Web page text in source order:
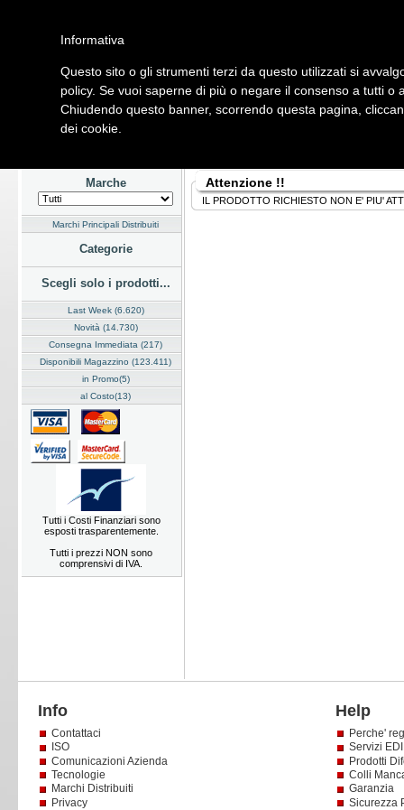
Home Listino Marchi Dati Cliente Servizi Company
Hardware Software Fotografia Telefonia Audio Video
Marche
Marchi Principali Distribuiti
Categorie
Scegli solo i prodotti...
Last Week (6.620)
Novità (14.730)
Consegna Immediata (217)
Disponibili Magazzino (123.411)
in Promo(5)
al Costo(13)
Tutti i Costi Finanziari sono
esposti trasparentemente.
Tutti i prezzi NON sono
comprensivi di IVA.
Attenzione !!
IL PRODOTTO RICHIESTO NON E' PIU'
Info Help
Contattaci
ISO
Comunicazioni Azienda
Tecnologie
Marchi Distribuiti
Privacy
Perche'
Servizi
Prodotti
Colli
Garanzia
Sicurezza
Informativa
Questo sito o gli strumenti terzi da questo utilizzati si
policy. Se vuoi saperne di più o negare il consenso a tutti o
Chiudendo questo banner, scorrendo questa pagina,
dei cookie.